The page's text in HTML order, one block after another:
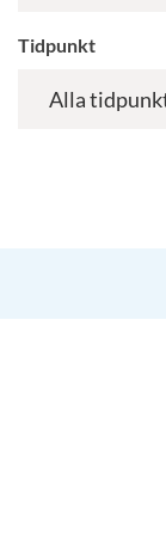
Tidpunkt